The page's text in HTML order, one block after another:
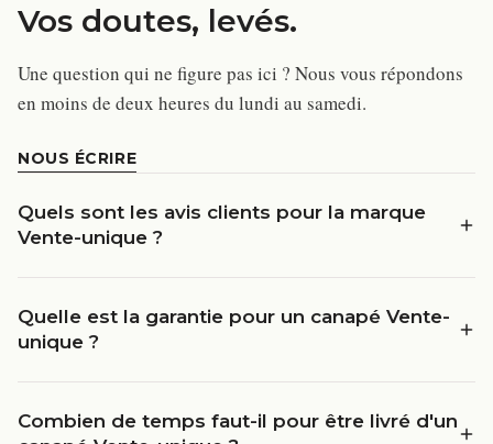
Vos doutes, levés.
Une question qui ne figure pas ici ? Nous vous répondons
en moins de deux heures du lundi au samedi.
NOUS ÉCRIRE
Quels sont les avis clients pour la marque
Vente-unique ?
Quelle est la garantie pour un canapé Vente-
unique ?
Combien de temps faut-il pour être livré d'un